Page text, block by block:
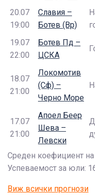
20.07
19:00
Славия –
Ботев (Вр)
19.07
22:00
Ботев Пд –
ЦСКА
18.07
21:00
Локомотив
(Сф) –
Черно Море
17.07
21:00
Апоел Беер
Шева –
Левски
Среден коефициент на
Успеваемост за юли:
Виж всички прогнози